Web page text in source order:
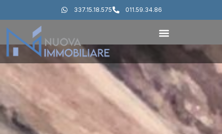
337.15.18.575 011.59.34.86